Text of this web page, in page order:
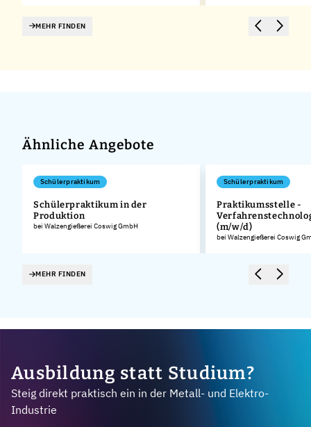
MEHR FINDEN
Ähnliche Angebote
Schülerpraktikum
Schülerpraktikum in der
Produktion
bei Walzengießerei Coswig GmbH
Schülerpraktikum
Praktikumsstelle -
(m/w/d)
bei Walzengießerei Coswig
MEHR FINDEN
Ausbildung statt Studium?
Steig direkt praktisch ein in der Metall- und Elektro-
Industrie